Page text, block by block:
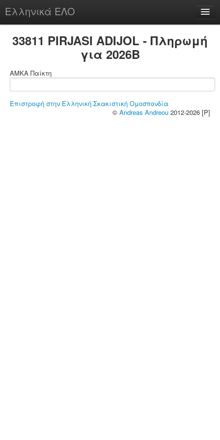
Ελληνικά ΕΛΟ
chesstu.be @ discord
33811 PIRJASI ADIJOL - Πληρωμή
για 2026B
ΑΜΚΑ Παίκτη
Επιστροφή στην Ελληνική Σκακιστική Ομοσπονδία
© Andreas Andreou 2012-2026 [P]